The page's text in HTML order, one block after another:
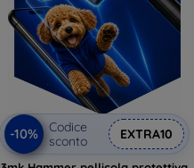
-10%
Codice
sconto
EXTRA10